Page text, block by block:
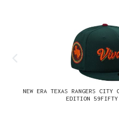
NEW ERA TEXAS RANGERS CITY
EDITION